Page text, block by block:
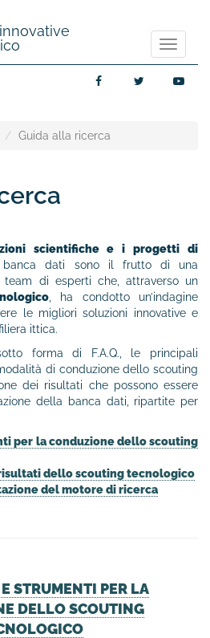
FacebookTwitter
Guida alla ricerca
scientifiche e i progetti di
banca dati sono il frutto di una
di esperti che, attraverso un
, ha condotto un’indagine
le migliori soluzioni innovative e
ittica.
forma di F.A.Q., le principali
di conduzione dello scouting
dei risultati che possono essere
della banca dati, ripartite per
per la conduzione dello scouting
dello scouting tecnologico
del motore di ricerca
STRUMENTI PER LA
DELLO SCOUTING